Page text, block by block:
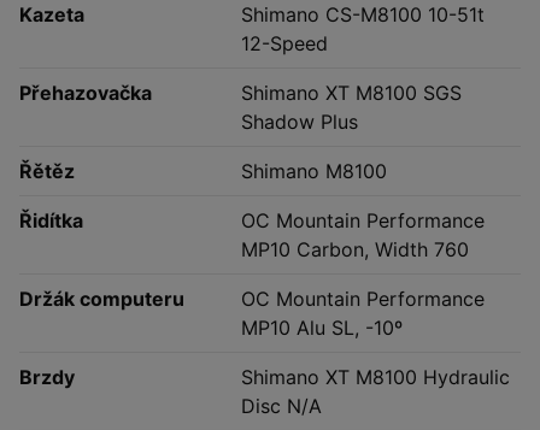
Kazeta
Shimano CS-M8100 10-51t
12-Speed
Přehazovačka
Shimano XT M8100 SGS
Shadow Plus
Řětěz Shimano M8100
Řidítka
OC Mountain Performance
MP10 Carbon, Width 760
Držák computeru
OC Mountain Performance
MP10 Alu SL, -10º
Brzdy
Shimano XT M8100 Hydraulic
Disc N/A